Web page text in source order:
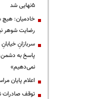
۵نهایی شد
خادمیان: هیچ
رضایت شوهر
سربازانِ
پاسخ به دشمن:
نمی‌دهیم»
اعلام پایان
توقف صادرات